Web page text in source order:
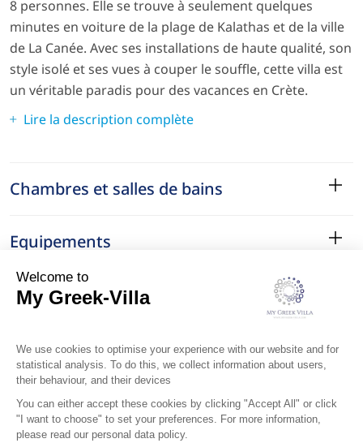
8 personnes. Elle se trouve à seulement quelques
minutes en voiture de la plage de Kalathas et de la ville
de La Canée. Avec ses installations de haute qualité, son
style isolé et ses vues à couper le souffle, cette villa est
un véritable paradis pour des vacances en Crète.
Lire la description complète
Chambres et salles de bains
Equipements
Services
Le Quartier
Localisation